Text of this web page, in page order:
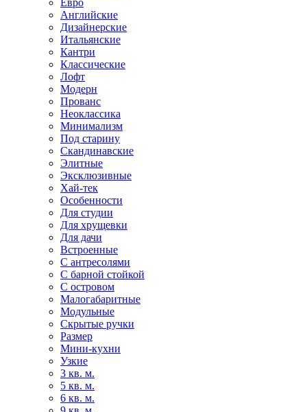
Евро
Английские
Дизайнерские
Итальянские
Кантри
Классические
Лофт
Модерн
Прованс
Неоклассика
Минимализм
Под старину
Скандинавские
Элитные
Эксклюзивные
Хай-тек
Особенности
Для студии
Для хрущевки
Для дачи
Встроенные
С антресолями
С барной стойкой
С островом
Малогабаритные
Модульные
Скрытые ручки
Размер
Мини-кухни
Узкие
3 кв. м.
5 кв. м.
6 кв. м.